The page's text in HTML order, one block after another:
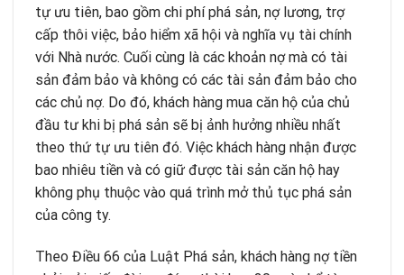
tự ưu tiên, bao gồm chi phí phá sản, nợ lương, trợ
cấp thôi việc, bảo hiểm xã hội và nghĩa vụ tài chính
với Nhà nước. Cuối cùng là các khoản nợ mà có tài
sản đảm bảo và không có các tài sản đảm bảo cho
các chủ nợ. Do đó, khách hàng mua căn hộ của chủ
đầu tư khi bị phá sản sẽ bị ảnh hưởng nhiều nhất
theo thứ tự ưu tiên đó. Việc khách hàng nhận được
bao nhiêu tiền và có giữ được tài sản căn hộ hay
không phụ thuộc vào quá trình mở thủ tục phá sản
của công ty.
Theo Điều 66 của Luật Phá sản, khách hàng nợ tiền